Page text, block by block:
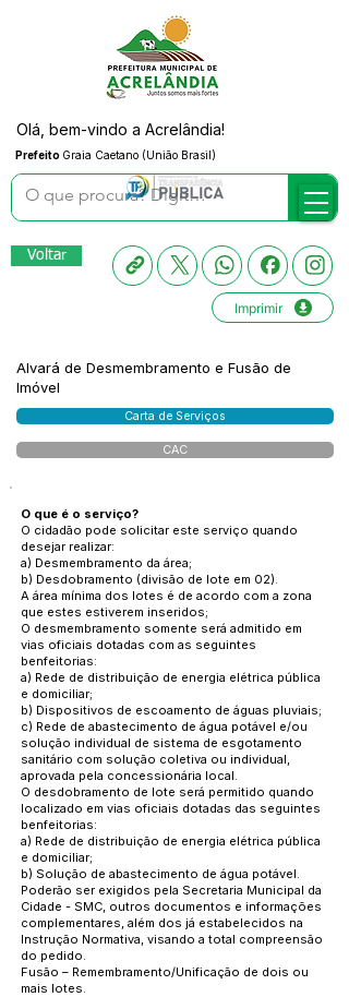
Prefeito Graia Caetano (União Brasil)
Olá, bem-vindo a Acrelândia!
Voltar
Imprimir
Alvará de Desmembramento e Fusão de
Imóvel
Carta de Serviços
CAC
O que é o serviço?
O cidadão pode solicitar este serviço quando
desejar realizar:
a) Desmembramento da área;
b) Desdobramento (divisão de lote em 02).
A área mínima dos lotes é de acordo com a zona
que estes estiverem inseridos;
O desmembramento somente será admitido em
vias oficiais dotadas com as seguintes
benfeitorias:
a) Rede de distribuição de energia elétrica pública
e domiciliar;
b) Dispositivos de escoamento de águas pluviais;
c) Rede de abastecimento de água potável e/ou
solução individual de sistema de esgotamento
sanitário com solução coletiva ou individual,
aprovada pela concessionária local.
O desdobramento de lote será permitido quando
localizado em vias oficiais dotadas das seguintes
benfeitorias:
a) Rede de distribuição de energia elétrica pública
e domiciliar;
b) Solução de abastecimento de água potável.
Poderão ser exigidos pela Secretaria Municipal da
Cidade - SMC, outros documentos e informações
complementares, além dos já estabelecidos na
Instrução Normativa, visando a total compreensão
do pedido.
Fusão – Remembramento/Unificação de dois ou
mais lotes.